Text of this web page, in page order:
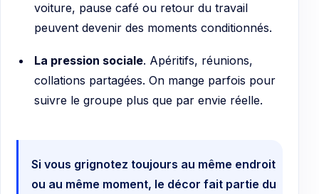
voiture, pause café ou retour du travail
peuvent devenir des moments conditionnés.
La pression sociale. Apéritifs, réunions,
collations partagées. On mange parfois pour
suivre le groupe plus que par envie réelle.
Si vous grignotez toujours au même endroit
ou au même moment, le décor fait partie du